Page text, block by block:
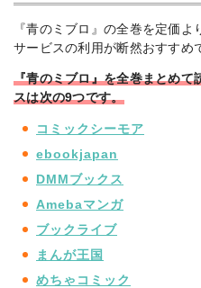
『青のミブロ』の全巻を定価
サービスの利用が断然おすすめ
『青のミブロ』を全巻まとめて
スは次の9つです。
コミックシーモア
ebookjapan
DMMブックス
Amebaマンガ
ブックライブ
まんが王国
めちゃコミック